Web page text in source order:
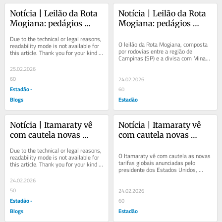
Notícia | Leilão da Rota
Mogiana: pedágios
29%, aponta governo
Due to the technical or legal reasons,
readability mode is not available for
this article. Thank you for your kind
25.02.2026
60
Estadão -
Blogs
Notícia | Leilão da Rota
Mogiana: pedágios
29%, aponta governo
O leilão da Rota Mogiana, composta
por rodovias entre a região de
Campinas (SP) e a divisa com Minas
Gerais está confirmado para esta
24.02.2026
60
Estadão
Notícia | Itamaraty vê
com cautela novas
produtos brasileiros e
aguarda implementação
Due to the technical or legal reasons,
readability mode is not available for
this article. Thank you for your kind
24.02.2026
50
Estadão -
Blogs
Notícia | Itamaraty vê
com cautela novas
produtos brasileiros e
aguarda implementação
O Itamaraty vê com cautela as novas
tarifas globais anunciadas pelo
presidente dos Estados Unidos,
Donald Trump, após sofrer um revés
24.02.2026
60
Estadão